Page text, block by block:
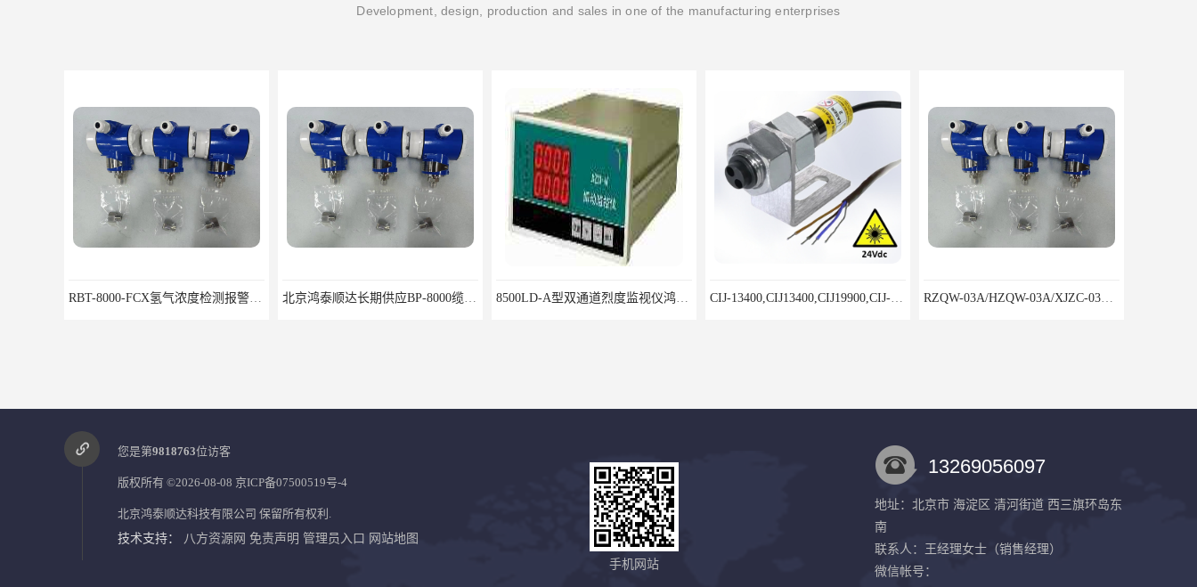
Development, design, production and sales in one of the manufacturing enterprises
RBT-8000-FCX氢气浓度检测报警器北京地区供应商 北京鸿泰顺达长期供应BP-8000缆式液位计，0-5米现场显示；BP-8000缆式液位计，0-5米现场显示询价电话 8500LD-A型双通道烈度监视仪鸿泰产品性价比好 CIJ-13400,CIJ13400,CIJ19900,CIJ-19200,CIJI3500Y转速传感器 RZQW-03A/HZQW-03A/XJZC-03A汽轮机监测装置
8000C旋转机械监视保护装置安装包装运输调试注意问题 8000/01仪表机箱鸿泰产品货真价实 8000/031单通道轴向位移监视仪安装调试方法 8000/041单通道胀差监视仪鸿泰产品线性度好测量范围宽
您是第9818763位访客
版权所有 ©2026-08-08 京ICP备07500519号-4
北京鸿泰顺达科技有限公司 保留所有权利.
技术支持： 八方资源网 免责声明 管理员入口 网站地图
手机网站
13269056097
地址：北京市 海淀区 清河街道 西三旗环岛东
南
联系人：王经理女士 （销售经理）
微信帐号：